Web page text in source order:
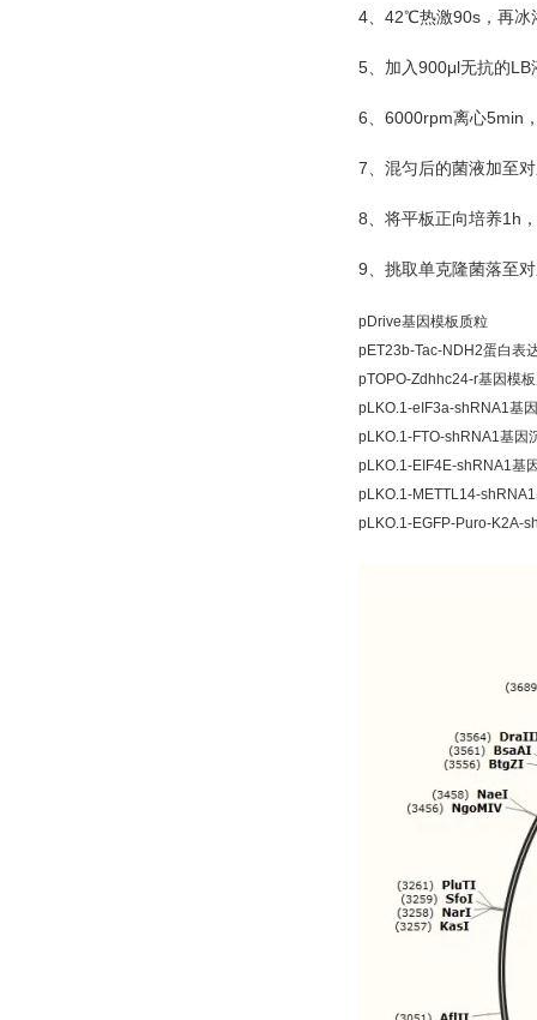
4、 42℃热激90s ，再冰
5、加入900μl无抗的LB
6、 6000rpm离心5min
7、混匀后的菌液加至
8、将平板正向培养1h
9、挑取单克隆菌落至
pDrive基因模板质粒
pET23b-Tac-NDH2蛋白表
pTOPO-Zdhhc24-r基因模
pLKO.1-eIF3a-shRNA1基
pLKO.1-FTO-shRNA1基因
pLKO.1-EIF4E-shRNA1基
pLKO.1-METTL14-
pLKO.1-EGFP-Puro-K2A-